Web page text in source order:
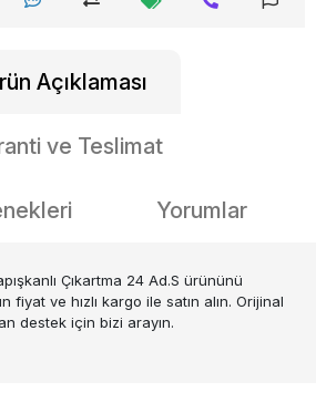
Açıklaması
ve Teslimat
Yorumlar
Çıkartma 24 Ad.S ürününü
fiyat ve hızlı kargo ile satın alın. Orijinal
destek için bizi arayın.